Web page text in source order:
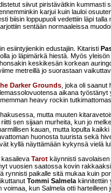
siivut piristävätkin kummasti
karjui kuin lauloi
biisin loppupuoli vedettiin läpi talla
sentään normaaleissa
esiintyjienkin edustajiin. Kitaristi
jo läpimärkä hiestä. Myös
keskikesän korkean
metreillä jo suorastaan
Darker Grounds, joka oli saanut
aikana työstänyt
heavy rockin
mutta muuten
sen sijaan murheita, kun jo
kauan, mutta lopulta
huonosta tuurista sekä
kyllä näyttämään kykynsä vielä
kasaileva Tarot käynnisti
vuosien saatossa kovin
rynnisti paikalle sitä mukaa kuin
Tommi Salmelakiinnitettiin
kun Salmela otti harteilleen